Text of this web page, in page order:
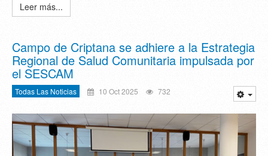
Leer más...
Campo de Criptana se adhiere a la Estrategia
Regional de Salud Comunitaria impulsada por
el SESCAM
Todas Las Noticias 10 Oct 2025 732